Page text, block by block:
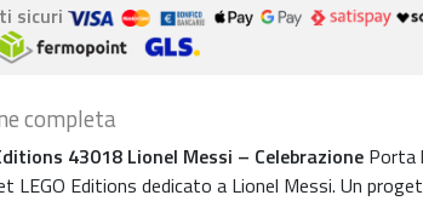
sicuri
completa
43018 Lionel Messi – Celebrazione Porta
LEGO Editions dedicato a Lionel Messi. Un